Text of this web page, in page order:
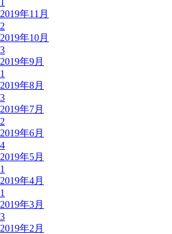
2019年11月
2
2019年10月
3
2019年9月
1
2019年8月
3
2019年7月
2
2019年6月
4
2019年5月
1
2019年4月
1
2019年3月
3
2019年2月